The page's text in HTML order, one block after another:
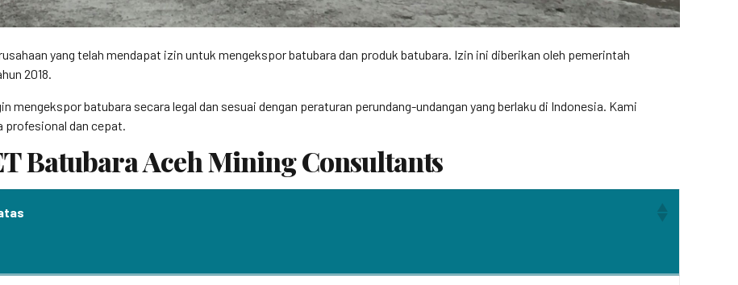
yang telah mendapat izin untuk mengekspor batubara dan produk batubara. Izin ini diberikan oleh pemerintah
2018.
mengekspor batubara secara legal dan sesuai dengan peraturan perundang-undangan yang berlaku di Indonesia. Kami
profesional dan cepat.
Batubara Aceh Mining Consultants